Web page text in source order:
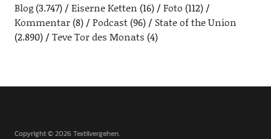
Blog(3.747) Eiserne Ketten (16) Foto (112)
Kommentar(8) Podcast(96)
State of the Union
(2.890)
Teve Tor des Monats (4)
Copyright © 2026 Textilvergehen